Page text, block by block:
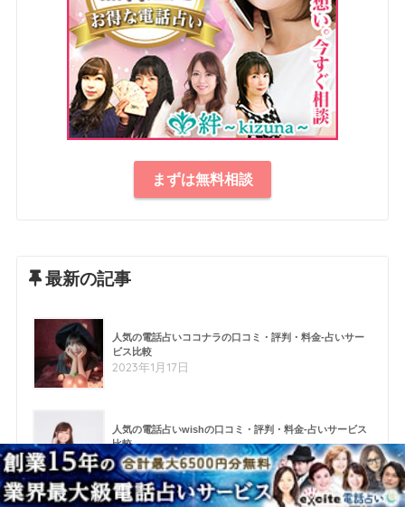
まずは無料相談
最新の記事
人気の電話占いココナラの口コミ・評判・料金-占いサー
ビス比較
2023年1月17日
人気の電話占いwishの口コミ・評判・料金-占いサービス
比較
2022年12月19日